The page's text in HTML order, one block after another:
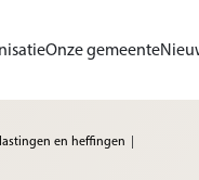
Onze gemeente
en heffingen